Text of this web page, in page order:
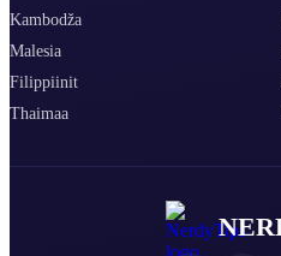
Kambodža
Malesia
Filippiinit
Thaimaa